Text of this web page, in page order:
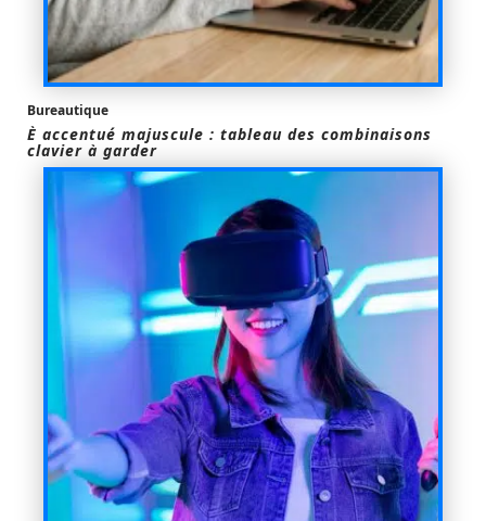
Bureautique
È accentué majuscule : tableau des combinaisons
clavier à garder